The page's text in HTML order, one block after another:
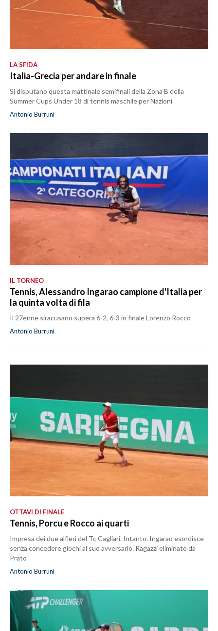
LA SFIDA
Italia-Grecia per andare in finale
Si disputano questa mattinale semifinali della Zona B della
Summer Cups Under 18 di tennis maschile per Nazioni
Antonio Burruni
IL TORNEO
Tennis, Alessandro Ingarao campione d'Italia per
la quinta volta di fila
Il 27enne siracusano supera 6-2, 6-3 in finale Lorenzo Rocco
Antonio Burruni
OTTAVI DI FINALE
Tennis, Porcu e Rocco ai quarti
Impresa dei due alfieri del Tc Cagliari. Intanto. Ingarao esordisce
senza concedere giochi al suo avversario. Ragazzi eliminato da
Prato
Antonio Burruni